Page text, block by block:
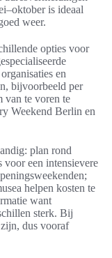
is ideaal
weer.
opties voor
en
bijvoorbeeld per
van te voren te
Weekend Berlin en
plan rond
een intensievere
helpen kosten te
want
sterk. Bij
dus vooraf